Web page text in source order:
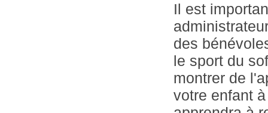
Il est
des
le sport du
montrer de
votre enfant